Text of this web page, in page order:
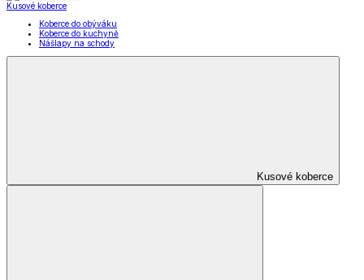
Kusové koberce
Koberce do obýváku
Koberce do kuchyně
Nášlapy na schody
Kusové koberce